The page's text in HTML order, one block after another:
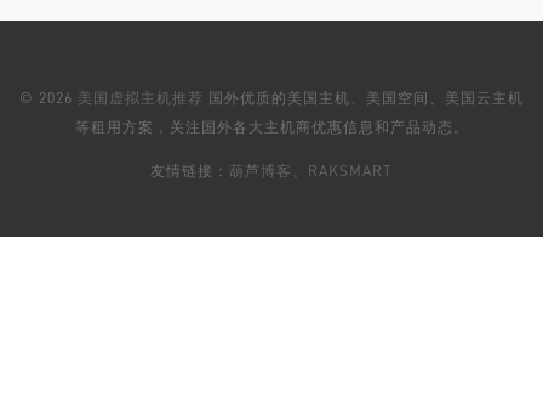
© 2026 美国虚拟主机推荐 国外优质的美国主机、美国空间、美国云主机
等租用方案，关注国外各大主机商优惠信息和产品动态。
友情链接： 葫芦博客 RAKSMART